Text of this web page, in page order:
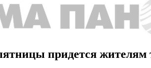
придется жителям